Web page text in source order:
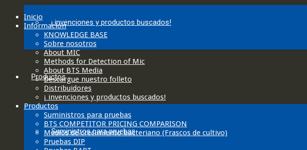
¡ invenciones y productos buscados!
Productos
Suministros para pruebas
Inicio
Información
KNOWLEDGE BASE
Sobre nosotros
About MIC
Methods for Detection of Mic
About BTS Media
Descargue nuestro folleto
Distribuidores
¡ invenciones y productos buscados!
Productos
Suministros para pruebas
BTS COMPETITOR PRICING COMPARISON
Medios de crecimiento bacteriano (Frascos de cultivo)
Pruebas DIP